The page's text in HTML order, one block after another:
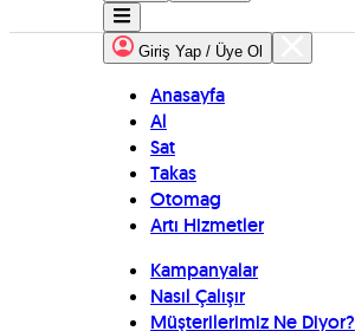
Giriş Yap / Üye Ol
Anasayfa
Al
Sat
Takas
Otomag
Artı Hizmetler
Kampanyalar
Nasıl Çalışır
Müşterilerimiz Ne Diyor?